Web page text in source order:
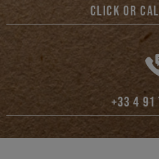
CLICK OR
+33 4 91